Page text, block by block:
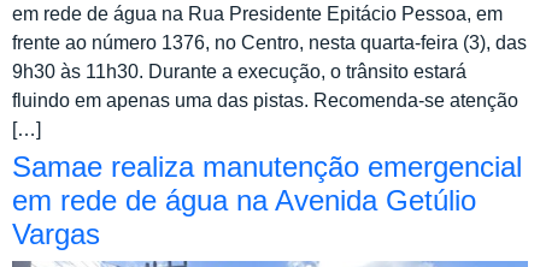
em rede de água na Rua Presidente Epitácio Pessoa, em
frente ao número 1376, no Centro, nesta quarta-feira (3), das
9h30 às 11h30. Durante a execução, o trânsito estará
fluindo em apenas uma das pistas. Recomenda-se atenção
[…]
Samae realiza manutenção emergencial
em rede de água na Avenida Getúlio
Vargas